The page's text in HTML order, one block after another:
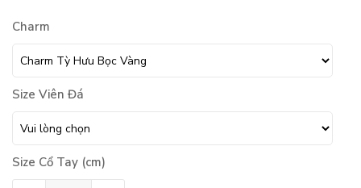
Charm
Size Viên Đá
Size Cổ Tay (cm)